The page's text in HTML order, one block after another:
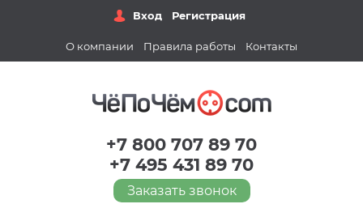
Вход Регистрация
О компании Правила работы Контакты
+7 800 707 89 70
+7 495 431 89 70
Заказать звонок